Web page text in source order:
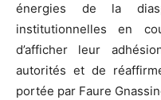
énergies de la
institutionnelles en
d’afficher leur
autorités et de
portée par Faure